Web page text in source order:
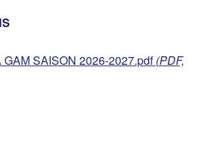
SAISON 2026-2027.pdf(PDF,